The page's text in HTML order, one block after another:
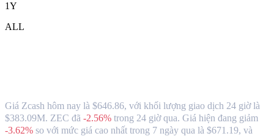
1Y
ALL
Giá Zcash hôm nay là $646.86, với khối lượng giao dịch 24 giờ là
$383.09M. ZEC đã -2.56% trong 24 giờ qua. Giá hiện đang giảm
-3.62% so với mức giá cao nhất trong 7 ngày qua là $671.19, và